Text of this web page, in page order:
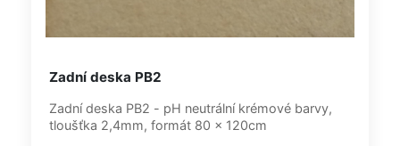
Zadní deska PB2
Zadní deska PB2 - pH neutrální krémové barvy,
tloušťka 2,4mm, formát 80 x 120cm